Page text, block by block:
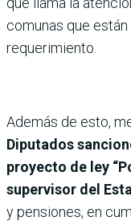
comunas que
requerimiento.
Además de esto,
Diputados
proyecto de ley
supervisor del
y pensiones, en